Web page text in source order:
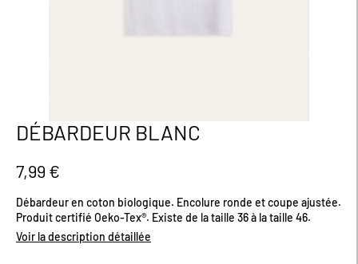
Passer
au
de
Galerie
d’images
DÉBARDEUR BLANC
7,99 €
Débardeur en coton biologique. Encolure ronde et coupe ajustée.
Produit certifié Oeko-Tex®. Existe de la taille 36 à la taille 46.
Voir la description détaillée